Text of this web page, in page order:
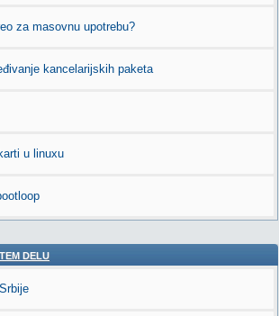
za masovnu upotrebu?
kancelarijskih paketa
u linuxu
DELU